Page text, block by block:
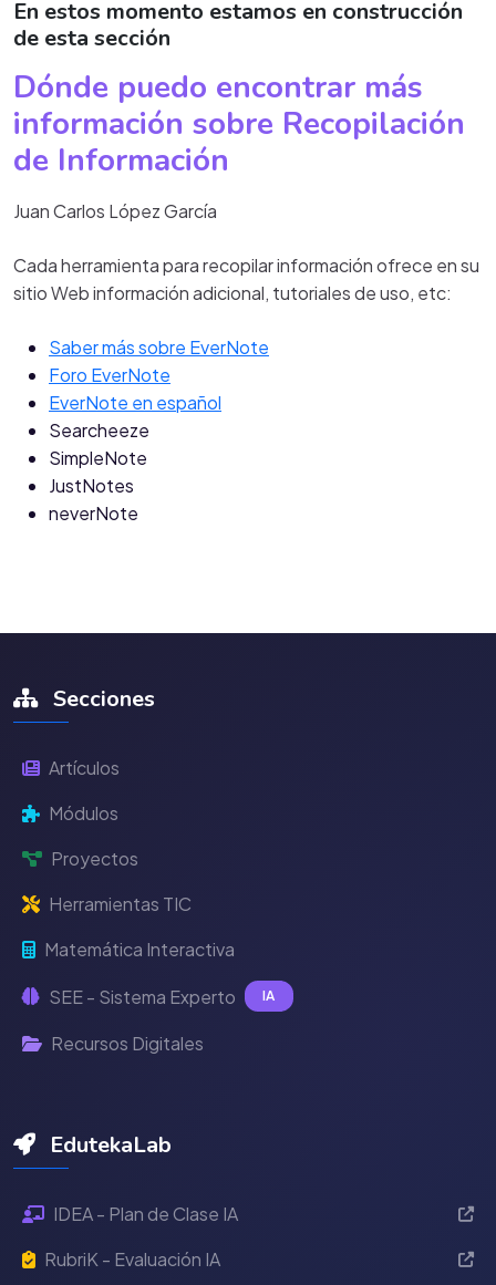
En estos momento estamos en construcción
de esta sección
Dónde puedo encontrar más
información sobre Recopilación
de Información
Juan Carlos López García
Cada herramienta para recopilar información ofrece en su
sitio Web información adicional, tutoriales de uso, etc:
Saber más sobre EverNote
Foro EverNote
EverNote en español
Searcheeze
SimpleNote
JustNotes
neverNote
Secciones
Artículos
Módulos
Proyectos
Herramientas TIC
Matemática Interactiva
SEE - Sistema Experto IA
Recursos Digitales
EdutekaLab
IDEA - Plan de Clase IA
RubriK - Evaluación IA